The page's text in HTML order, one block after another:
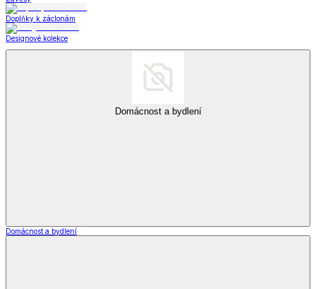
Doplňky k záclonám
Designové kolekce
Domácnost a bydlení
Domácnost a bydlení